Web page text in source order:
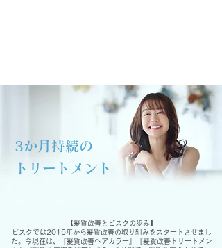
​3か月持続の
トリートメント
【髪質改善とビスクの歩み】
ビスクでは2015年から髪質改善の取り組みをスタートさせまし
た。今現在は、『髪質改善ヘアカラー』『髪質改善トリートメン